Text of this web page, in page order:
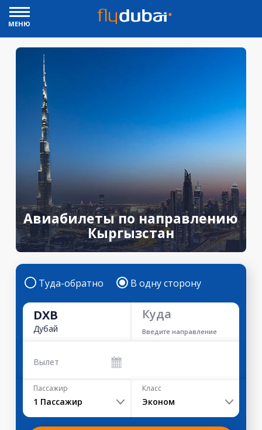
МЕНЮ
Авиабилеты по направлению
Кыргызстан
Туда-обратно В одну сторону
DXB
Дубай
Куда
Введите направление
Вылет
Пассажир
1 Пассажир
Класс
Эконом